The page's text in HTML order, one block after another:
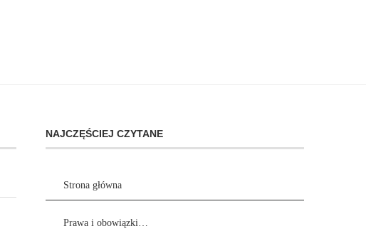
NAJCZĘŚCIEJ CZYTANE
Strona główna
Prawa i obowiązki…